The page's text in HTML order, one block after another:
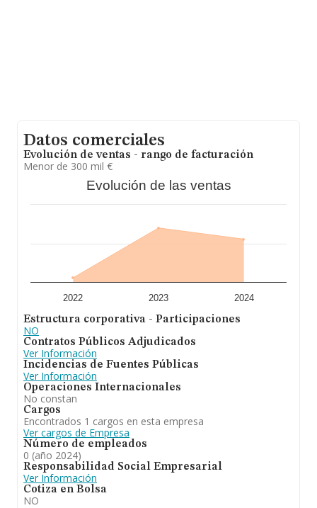
Datos comerciales
Evolución de ventas - rango de facturación
Menor de 300 mil €
Evolución de las ventas
2022 2023 2024
Estructura corporativa - Participaciones
NO
Contratos Públicos Adjudicados
Ver Información
Incidencias de Fuentes Públicas
Ver Información
Operaciones Internacionales
No constan
Cargos
Encontrados 1 cargos en esta empresa
Ver cargos de Empresa
Número de empleados
0 (año 2024)
Responsabilidad Social Empresarial
Ver Información
Cotiza en Bolsa
NO